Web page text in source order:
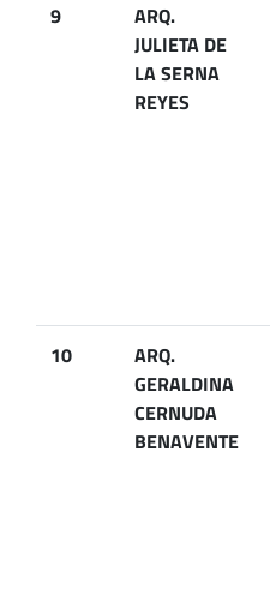
9
ARQ.
JULIETA DE
LA SERNA
REYES
10
ARQ.
GERALDINA
CERNUDA
BENAVENTE